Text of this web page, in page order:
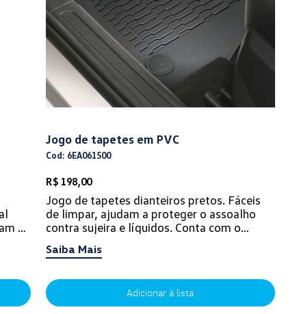
a
Jogo de tapetes em PVC
Cod: 6EA061500
R$ 198,00
Jogo de tapetes dianteiros pretos. Fáceis
de limpar, ajudam a proteger o assoalho
contra sujeira e líquidos. Conta com o
Saiba Mais
Adicionar à lista